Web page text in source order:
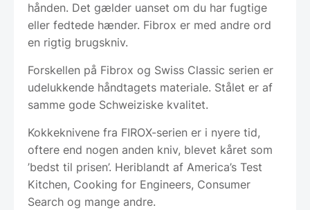
hånden. Det gælder uanset om du har fugtige
eller fedtede hænder. Fibrox er med andre ord
en rigtig brugskniv.
Forskellen på Fibrox og Swiss Classic serien er
udelukkende håndtagets materiale. Stålet er af
samme gode Schweiziske kvalitet.
Kokkeknivene fra FIROX-serien er i nyere tid,
oftere end nogen anden kniv, blevet kåret som
’bedst til prisen’. Heriblandt af America’s Test
Kitchen, Cooking for Engineers, Consumer
Search og mange andre.